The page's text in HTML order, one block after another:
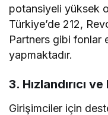
potansiyeli yüksek
Türkiye’de 212,
Partners gibi fonlar
yapmaktadır.
3. Hızlandırıcı
Girişimciler için